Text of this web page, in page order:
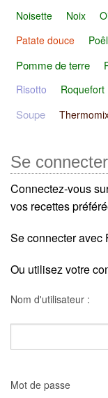
Noisette
Noix
Patate douce
Pomme de terre
Risotto Roquefort
Soupe
Se connecter
Connectez-vous
vos recettes
Se connecter avec
Ou utilisez votre
Nom d'utilisateur :
Mot de passe